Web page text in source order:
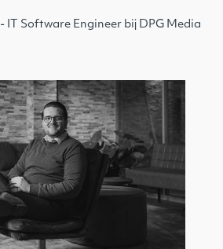
- IT Software Engineer bij DPG Media